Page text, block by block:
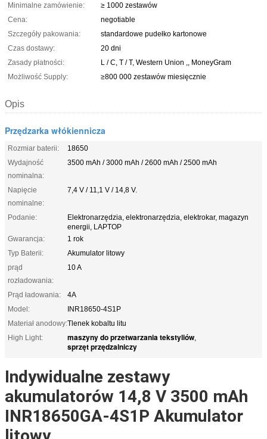
Minimalne zamówienie:
≥ 1000 zestawów
Cena:
negotiable
Szczegóły pakowania:
standardowe pudełko kartonowe
Czas dostawy:
20 dni
Zasady płatności:
L / C, T / T, Western Union ,, MoneyGram
Możliwość Supply:
≥800 000 zestawów miesięcznie
Opis
Przędzarka włókiennicza
Rozmiar baterii:
18650
Wydajność
nominalna:
3500 mAh / 3000 mAh / 2600 mAh / 2500 mAh
Napięcie
nominalne:
7,4 V / 11,1 V / 14,8 V.
Podanie:
Elektronarzędzia, elektronarzędzia, elektrokar, magazyn
energii, LAPTOP
Gwarancja:
1 rok
Typ Baterii:
Akumulator litowy
prąd
rozładowania:
10 A
Prąd ładowania:
4A
Model:
INR18650-4S1P
Materiał anodowy:Tlenek kobaltu litu
High Light:
maszyny do przetwarzania tekstyliów,
sprzęt przędzalniczy
Indywidualne zestawy
akumulatorów 14,8 V 3500 mAh
INR18650GA-4S1P Akumulator